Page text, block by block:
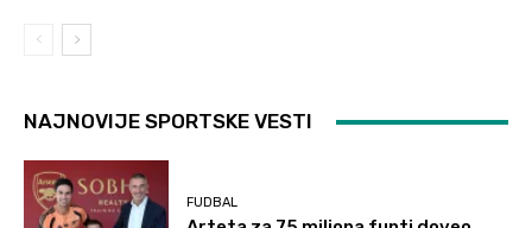
NAJNOVIJE SPORTSKE VESTI
FUDBAL